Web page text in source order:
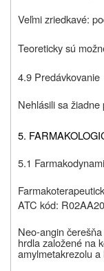
Veľmi zriedkavé:
Teoreticky sú
4.9 Predávkovanie
Nehlásili sa
5.
5.1
ATC kód: R02AA20
Neo-anginčerešňa
hrdla založené na
amylmetakrezolu a